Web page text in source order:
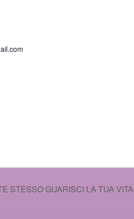
STESSO GUARISCI LA TUA VITA